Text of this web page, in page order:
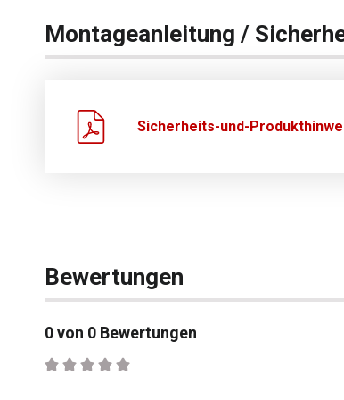
Montageanleitung /
Sicherheits-und-
Bewertungen
0 von 0 Bewertungen
Durchschnittliche Bewertung von 0 von 5 Sternen